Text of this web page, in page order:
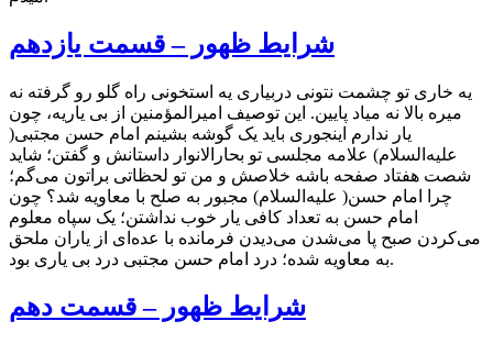
شرایط ظهور – قسمت یازدهم
یه خاری تو چشمت نتونی دربیاری یه استخونی راه گلو رو گرفته نه
میره بالا نه میاد پایین. این توصیف امیرالمؤمنین از بی یاریه، چون
یار ندارم اینجوری باید یک گوشه بشینم امام حسن مجتبی(
علیه‌السلام) علامه مجلسی تو بحارالانوار داستانش و گفتن؛ شاید
شصت هفتاد صفحه باشه خلاصش و من تو لحظاتی براتون می‌گم؛
چرا امام حسن( علیه‌السلام) مجبور به صلح با معاویه شد؟ چون
امام حسن به تعداد کافی یار خوب نداشتن؛ یک سپاه معلوم
می‌کردن صبح پا می‌شدن می‌دیدن فرمانده با عده‌ای از یاران ملحق
به معاویه شده؛ درد امام حسن مجتبی درد بی یاری بود.
شرایط ظهور – قسمت دهم